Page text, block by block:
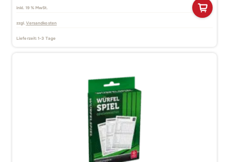
inkl. 19 % MwSt.
zzgl. Versandkosten
Lieferzeit:1-3 Tage